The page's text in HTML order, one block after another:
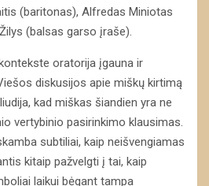
(baritonas), Alfredas Miniotas
(balsas garso įraše).
oratorija įgauna ir
diskusijos apie miškų kirtimą
kad miškas šiandien yra ne
vertybinio pasirinkimo klausimas.
subtiliai, kaip neišvengiamas
kitaip pažvelgti į tai, kaip
laikui bėgant tampa